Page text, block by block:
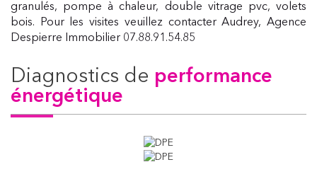
granulés, pompe à chaleur, double vitrage pvc, volets
bois. Pour les visites veuillez contacter Audrey, Agence
Despierre Immobilier 07.88.91.54.85
diagnostics de performance
énergétique